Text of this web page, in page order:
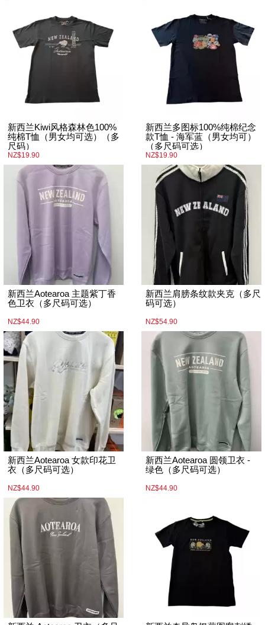
新西兰Kiwi风格森林色100%
纯棉T恤（男女均可选）（多
尺码）
NZ$19.90
新西兰多图标100%纯棉纪念
款T恤 - 海军蓝（男女均可）
（多尺码可选）
NZ$19.90
新西兰Aotearoa 主题紫丁香
色卫衣（多尺码可选）
NZ$44.90
新西兰肩膀条纹款夹克（多尺
码可选）
NZ$54.90
新西兰Aotearoa 女款印花卫
衣（多尺码可选）
NZ$44.90
新西兰Aotearoa 圆领卫衣 -
绿色（多尺码可选）
NZ$44.90